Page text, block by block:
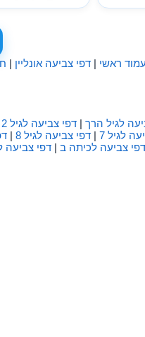
עמוד ראשי | דפי צביעה אונליין |
לגיל הרך | דפי צביעה לגיל 2
לגיל 7
|דפי צביעה לגיל 8 |
דפי צביעה לכיתה ב |דפי צביעה